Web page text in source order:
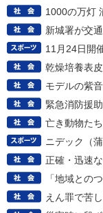
1000の万灯
新城署が交
11月24日開
乾燥培養表
モデルの紫
緊急消防援
亡き動物た
ニデック（
正確・迅速
「地域との
えん罪で苦